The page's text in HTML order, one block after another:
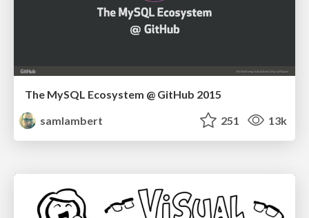
The MySQL Ecosystem @ GitHub 2015
samlambert
251 13k